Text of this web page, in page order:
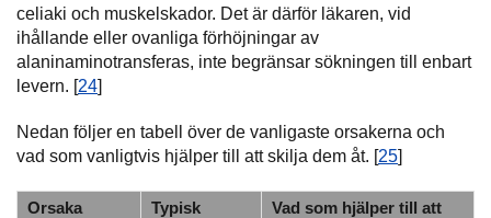
celiaki och muskelskador. Det är därför läkaren, vid
ihållande eller ovanliga förhöjningar av
alaninaminotransferas, inte begränsar sökningen till enbart
levern. [24]
Nedan följer en tabell över de vanligaste orsakerna och
vad som vanligtvis hjälper till att skilja dem åt. [25]
Orsaka
Typisk
Vad som hjälper till att